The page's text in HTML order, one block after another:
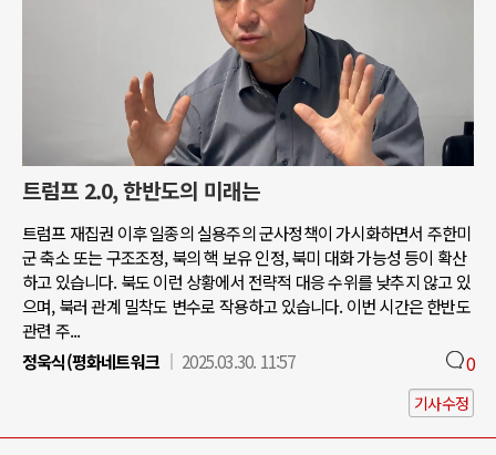
트럼프 2.0, 한반도의 미래는
트럼프 재집권 이후 일종의 실용주의 군사정책이 가시화하면서 주한미
군 축소 또는 구조조정, 북의 핵 보유 인정, 북미 대화 가능성 등이 확산
하고 있습니다. 북도 이런 상황에서 전략적 대응 수위를 낮추지 않고 있
으며, 북러 관계 밀착도 변수로 작용하고 있습니다. 이번 시간은 한반도
관련 주...
정욱식(평화네트워크
2025.03.30. 11:57 0
기사수정